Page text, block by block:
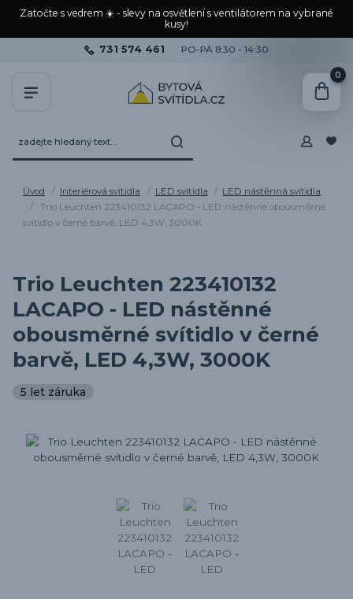
Zatočte s vedrem ☀️ - slevy na osvětlení s ventilátorem na vybrané
kusy!
731 574 461 PO-PÁ 8:30 - 14:30
0
Úvod Interiérová svítidla LED svítidla
LED nástěnná svítidla
Trio Leuchten 223410132 LACAPO - LED nástěnné obousměrné
svítidlo v černé barvě, LED 4,3W, 3000K
Trio Leuchten 223410132
LACAPO - LED nástěnné
obousměrné svítidlo v černé
barvě, LED 4,3W, 3000K
5 let záruka